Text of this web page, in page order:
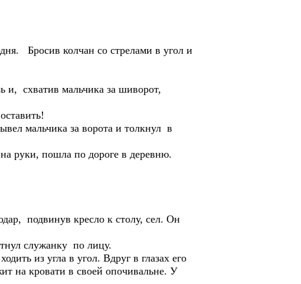
Бросив колчан со стрелами в угол и
и, схватив мальчика за шиворот,
мальчика за ворота и толкнул в
руки, пошла по дороге в деревню.
подвинув кресло к столу, сел. Он
служанку по лицу.
из угла в угол. Вдруг в глазах его
на кровати в своей опочивальне. У